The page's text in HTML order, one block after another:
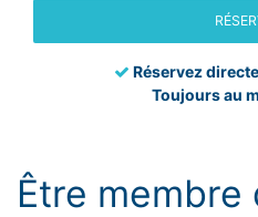
Réservez
Toujours au
Être membre